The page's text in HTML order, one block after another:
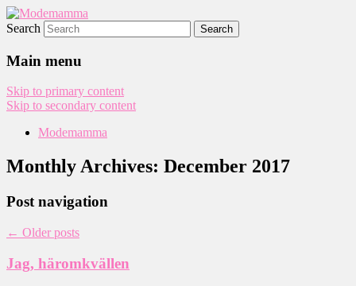
Modemamma
Search
Main menu
Skip to primary content
Skip to secondary content
Modemamma
Monthly Archives: December 2017
Post navigation
← Older posts
Jag, häromkvällen